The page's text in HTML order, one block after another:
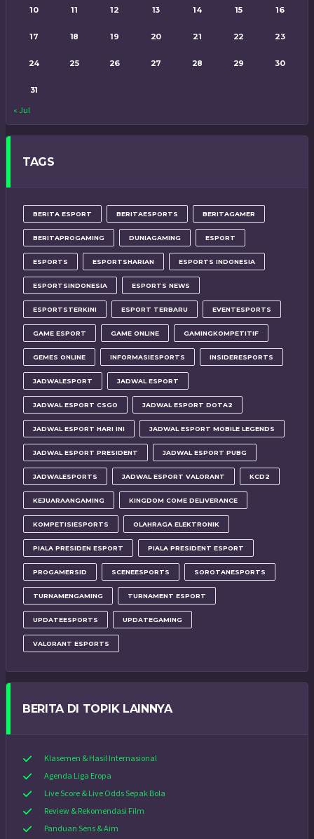
10 11 12 13 14 15 16
17 18 19 20 21 22 23
24 25 26 27 28 29 30
31
« Jul
TAGS
BERITA ESPORT BERITAESPORTS BERITAGAMER
BERITAPROGAMING DUNIAGAMING ESPORT
ESPORTS ESPORTSHARIAN ESPORTS INDONESIA
ESPORTSINDONESIA ESPORTS NEWS
ESPORTSTERKINI ESPORT TERBARU EVENTESPORTS
GAME ESPORT GAME ONLINE GAMINGKOMPETITIF
GEMES ONLINE INFORMASIESPORTS INSIDERESPORTS
JADWALESPORT JADWAL ESPORT
JADWAL ESPORT CSGO JADWAL ESPORT DOTA2
JADWAL ESPORT HARI INI JADWAL ESPORT MOBILE LEGENDS
JADWAL ESPORT PRESIDENT JADWAL ESPORT PUBG
JADWALESPORTS JADWAL ESPORT VALORANT KCD2
KEJUARAANGAMING KINGDOM COME DELIVERANCE
KOMPETISIESPORTS OLAHRAGA ELEKTRONIK
PIALA PRESIDEN ESPORT PIALA PRESIDENT ESPORT
PROGAMERSID SCENEESPORTS SOROTANESPORTS
TURNAMENGAMING TURNAMENT ESPORT
UPDATEESPORTS UPDATEGAMING
VALORANT ESPORTS
BERITA DI TOPIK LAINNYA
Klasemen & Hasil Internasional
Agenda Liga Eropa
Live Score & Live Odds Sepak Bola
Review & Rekomendasi Film
Panduan Sens & Aim